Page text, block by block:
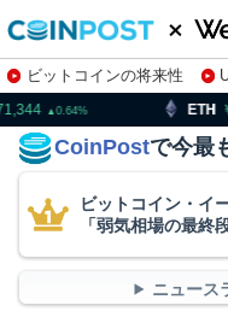
ビットコインの将来性
株特集・関連銘柄
303,733.0
CoinPostで今最
ビットコイン・イ
「弱気相場の最終
ニュース